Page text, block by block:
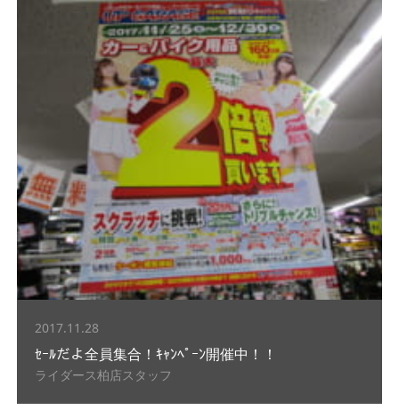
2017.11.28
ｾｰﾙだよ全員集合！ｷｬﾝﾍﾟｰﾝ開催中！！
ライダース柏店スタッフ